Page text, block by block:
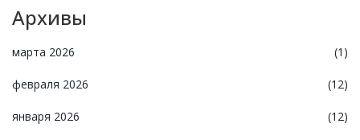
Архивы
марта 2026 (1)
февраля 2026 (12)
января 2026 (12)